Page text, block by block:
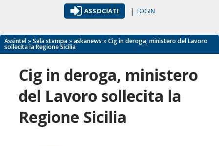
ASSOCIATI | LOGIN
Assintel »Sala stampa »askanews » Cig in deroga, ministero del Lavoro
sollecita la Regione Sicilia
Cig in deroga, ministero
del Lavoro sollecita la
Regione Sicilia